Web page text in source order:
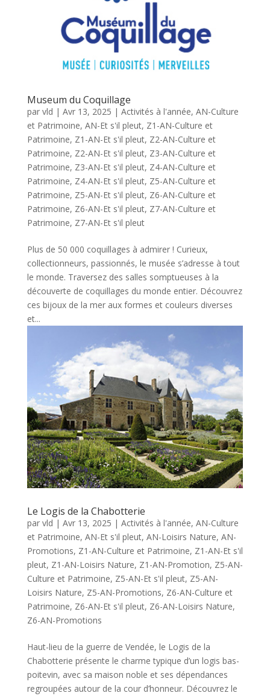
Museum du Coquillage
par vld | Avr 13, 2025 | Activités à l'année, AN-Culture
et Patrimoine, AN-Et s'il pleut, Z1-AN-Culture et
Patrimoine, Z1-AN-Et s'il pleut, Z2-AN-Culture et
Patrimoine, Z2-AN-Et s'il pleut, Z3-AN-Culture et
Patrimoine, Z3-AN-Et s'il pleut, Z4-AN-Culture et
Patrimoine, Z4-AN-Et s'il pleut, Z5-AN-Culture et
Patrimoine, Z5-AN-Et s'il pleut, Z6-AN-Culture et
Patrimoine, Z6-AN-Et s'il pleut, Z7-AN-Culture et
Patrimoine, Z7-AN-Et s'il pleut
Plus de 50 000 coquillages à admirer ! Curieux,
collectionneurs, passionnés, le musée s’adresse à tout
le monde. Traversez des salles somptueuses à la
découverte de coquillages du monde entier. Découvrez
ces bijoux de la mer aux formes et couleurs diverses
et...
Le Logis de la Chabotterie
par vld | Avr 13, 2025 | Activités à l'année, AN-Culture
et Patrimoine, AN-Et s'il pleut, AN-Loisirs Nature, AN-
Promotions, Z1-AN-Culture et Patrimoine, Z1-AN-Et s'il
pleut, Z1-AN-Loisirs Nature, Z1-AN-Promotion, Z5-AN-
Culture et Patrimoine, Z5-AN-Et s'il pleut, Z5-AN-
Loisirs Nature, Z5-AN-Promotions, Z6-AN-Culture et
Patrimoine, Z6-AN-Et s'il pleut, Z6-AN-Loisirs Nature,
Z6-AN-Promotions
Haut-lieu de la guerre de Vendée, le Logis de la
Chabotterie présente le charme typique d’un logis bas-
poitevin, avec sa maison noble et ses dépendances
regroupées autour de la cour d’honneur. Découvrez le